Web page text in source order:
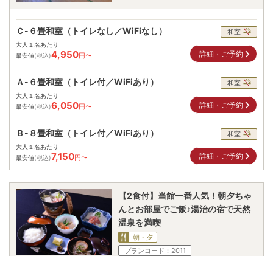
Ｃ-６畳和室（トイレなし／WiFiなし） 和室
詳細・ご予約
大人１名あたり
最安値(税込)4,950円〜
Ａ-６畳和室（トイレ付／WiFiあり） 和室
詳細・ご予約
大人１名あたり
最安値(税込)6,050円〜
Ｂ-８畳和室（トイレ付／WiFiあり） 和室
詳細・ご予約
大人１名あたり
最安値(税込)7,150円〜
【2食付】当館一番人気！朝夕ちゃ
んとお部屋でご飯♪湯治の宿で天然
温泉を満喫
朝・夕
プランコード： 2011